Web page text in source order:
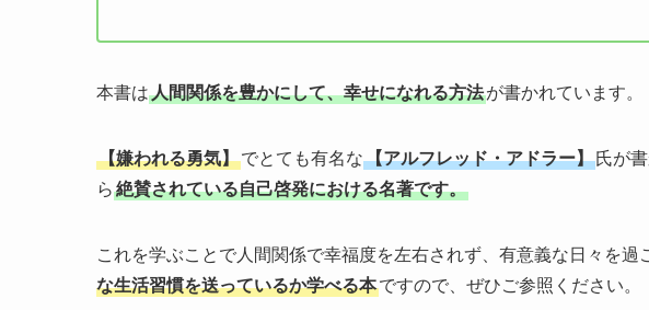
本書は人間関係を豊かにして、幸せになれる方法が書かれています。
【嫌われる勇気】でとても有名な【アルフレッド・アドラー】 氏が
ら 絶賛されている自己啓発における名著です。
これを学ぶことで人間関係で幸福度を左右されず、有意義な日々を過
な生活習慣を送っているか学べる本ですので、ぜひご参照ください。